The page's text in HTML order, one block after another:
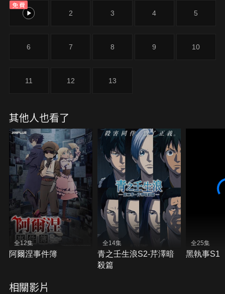
免費
1 2 3 4 5
6 7 8 9 10
11 12 13
其他人也看了
全12集
阿爾涅事件簿
全14集
青之壬生浪S2-芹澤暗
殺篇
全25集
黑執事S1
相關影片